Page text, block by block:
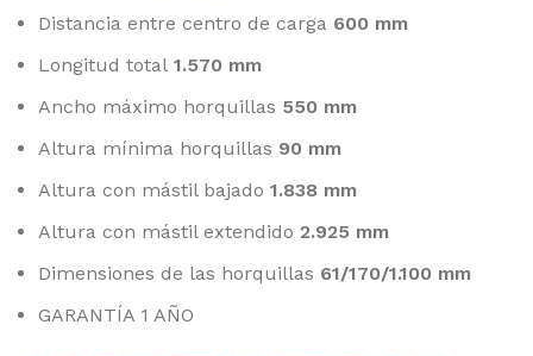
Distancia entre centro de carga 600 mm
Longitud total 1.570 mm
Ancho máximo horquillas 550 mm
Altura mínima horquillas 90 mm
Altura con mástil bajado 1.838 mm
Altura con mástil extendido 2.925 mm
Dimensiones de las horquillas 61/170/1.100 mm
GARANTÍA 1 AÑO